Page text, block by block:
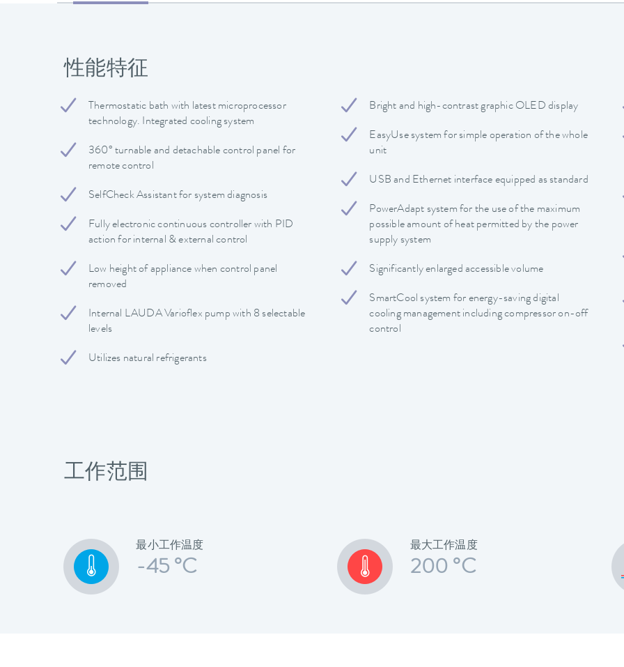
性能特征
Thermostatic bath with latest microprocessor
technology. Integrated cooling system
360° turnable and detachable control panel for
remote control
SelfCheck Assistant for system diagnosis
Fully electronic continuous controller with PID
action for internal & external control
Low height of appliance when control panel
removed
Internal LAUDA Varioflex pump with 8 selectable
levels
Utilizes natural refrigerants
Bright and high-contrast graphic OLED display
EasyUse system for simple operation of the whole
unit
USB and Ethernet interface equipped as standard
PowerAdapt system for the use of the maximum
possible amount of heat permitted by the power
supply system
Significantly enlarged accessible volume
SmartCool system for energy-saving digital
cooling management including compressor on-off
control
工作范围
最小工作温度
-45 °C
最大工作温度
200 °C